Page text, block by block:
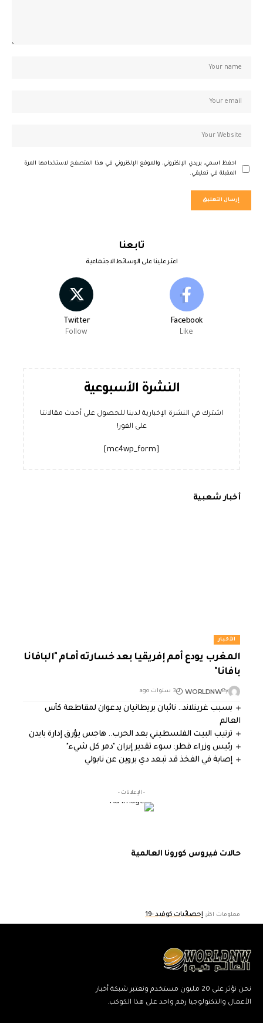
احفظ اسمي، بريدي الإلكتروني، والموقع الإلكتروني في هذا المتصفح لاستخدامها المرة
المقبلة في تعليقي.
تابعنا
اعثر علينا على الوسائط الاجتماعية
Facebook
Like
Twitter
Follow
النشرة الأسبوعية
اشترك في النشرة الإخبارية لدينا للحصول على أحدث مقالاتنا
على الفور!
[mc4wp_form]
أخبار شعبية
الأخبار
المغرب يودع أمم إفريقيا بعد خسارته أمام "البافانا
بافانا"
By
WORLDNW 3 سنوات ago
بسبب غرينلاند.. نائبان بريطانيان يدعوان لمقاطعة كأس
العالم
ترتيب البيت الفلسطيني بعد الحرب.. هاجس يؤرق إدارة بايدن
رئيس وزراء قطر: سوء تقدير إيران "دمر كل شيء"
إصابة في الفخذ قد تبعد دي بروين عن نابولي
- الإعلانات -
حالات فيروس كورونا العالمية
معلومات اكثر:إحصائيات كوفيد -19
نحن نؤثر على 20 مليون مستخدم ونعتبر شبكة أخبار
الأعمال والتكنولوجيا رقم واحد على هذا الكوكب.